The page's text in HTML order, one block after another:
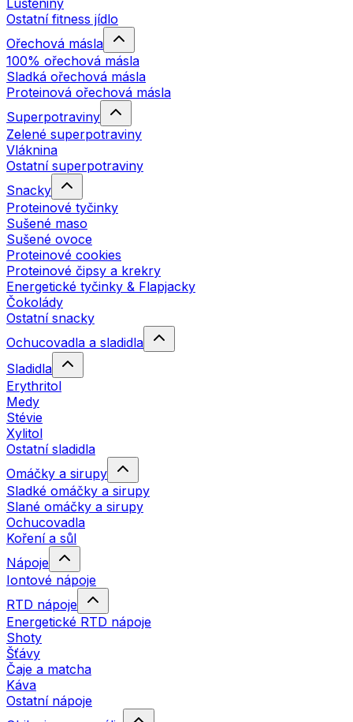
Luštěniny
Ostatní fitness jídlo
Ořechová másla
100% ořechová másla
Sladká ořechová másla
Proteinová ořechová másla
Superpotraviny
Zelené superpotraviny
Vláknina
Ostatní superpotraviny
Snacky
Proteinové tyčinky
Sušené maso
Sušené ovoce
Proteinové cookies
Proteinové čipsy a krekry
Energetické tyčinky & Flapjacky
Čokolády
Ostatní snacky
Ochucovadla a sladidla
Sladidla
Erythritol
Medy
Stévie
Xylitol
Ostatní sladidla
Omáčky a sirupy
Sladké omáčky a sirupy
Slané omáčky a sirupy
Ochucovadla
Koření a sůl
Nápoje
Iontové nápoje
RTD nápoje
Energetické RTD nápoje
Shoty
Šťávy
Čaje a matcha
Káva
Ostatní nápoje